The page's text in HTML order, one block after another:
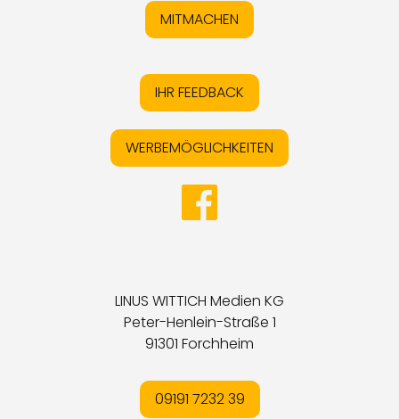
MITMACHEN
IHR FEEDBACK
WERBEMÖGLICHKEITEN
LINUS WITTICH Medien KG
Peter-Henlein-Straße 1
91301 Forchheim
09191 7232 39